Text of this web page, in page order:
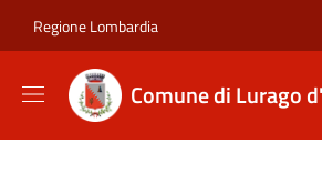
Regione Lombardia
Comune di Lurago